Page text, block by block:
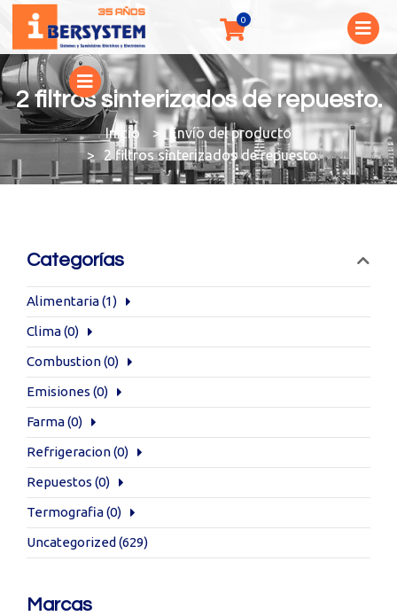
2 filtros sinterizados de repuesto.
You are here:
Envío del producto
2 filtros sinterizados de repuesto.
Categorías
Alimentaria(1)
Clima(0)
Combustion(0)
Emisiones (0)
Farma(0)
Refrigeracion(0)
Repuestos (0)
Termografia(0)
Uncategorized (629)
Marcas